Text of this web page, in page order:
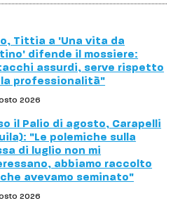
Tittia a 'Una vita da
difende il mossiere:
assurdi, serve rispetto
la professionalità"
2026
il Palio di agosto, Carapelli
"Le polemiche sulla
di luglio non mi
abbiamo raccolto
avevamo seminato"
2026